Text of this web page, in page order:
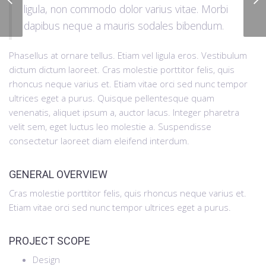
ligula, non commodo dolor varius vitae. Morbi
dapibus neque a mauris sodales bibendum.
Phasellus at ornare tellus. Etiam vel ligula eros. Vestibulum
dictum dictum laoreet. Cras molestie porttitor felis, quis
rhoncus neque varius et. Etiam vitae orci sed nunc tempor
ultrices eget a purus. Quisque pellentesque quam
venenatis, aliquet ipsum a, auctor lacus. Integer pharetra
velit sem, eget luctus leo molestie a. Suspendisse
consectetur laoreet diam eleifend interdum.
GENERAL OVERVIEW
Cras molestie porttitor felis, quis rhoncus neque varius et.
Etiam vitae orci sed nunc tempor ultrices eget a purus.
PROJECT SCOPE
Design
Guaranteed Rides